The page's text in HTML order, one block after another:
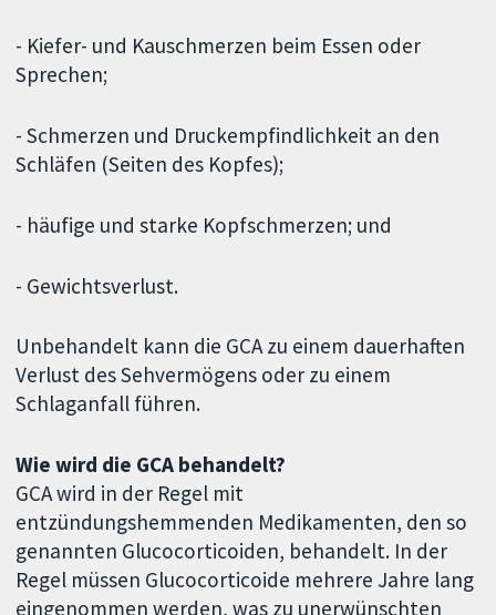
- Kiefer- und Kauschmerzen beim Essen oder
Sprechen;
- Schmerzen und Druckempfindlichkeit an den
Schläfen (Seiten des Kopfes);
- häufige und starke Kopfschmerzen; und
- Gewichtsverlust.
Unbehandelt kann die GCA zu einem dauerhaften
Verlust des Sehvermögens oder zu einem
Schlaganfall führen.
Wie wird die GCA behandelt?
GCA wird in der Regel mit
entzündungshemmenden Medikamenten, den so
genannten Glucocorticoiden, behandelt. In der
Regel müssen Glucocorticoide mehrere Jahre lang
eingenommen werden, was zu unerwünschten